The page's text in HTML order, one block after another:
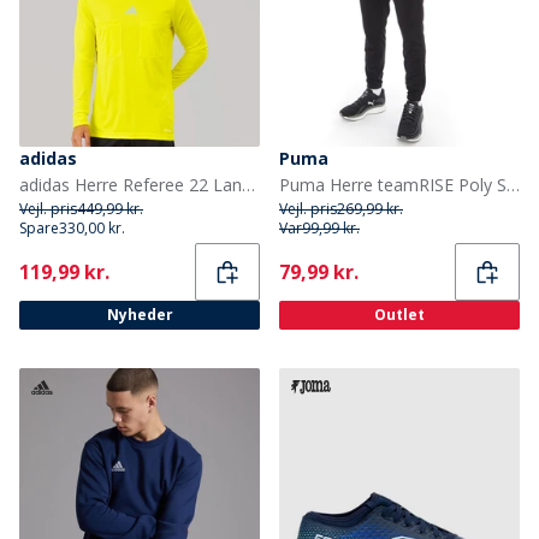
adidas
adidas Herre Referee 22 Langærmet Trøje Bright Yellow
Vejl. pris449,99 kr.
Spare330,00 kr.
Current
119,99 kr.
Nyheder
Puma
Puma Herre teamRISE Poly Sport træningsbukser Sort
Vejl. pris269,99 kr.
Var99,99 kr.
Current
79,99 kr.
Outlet